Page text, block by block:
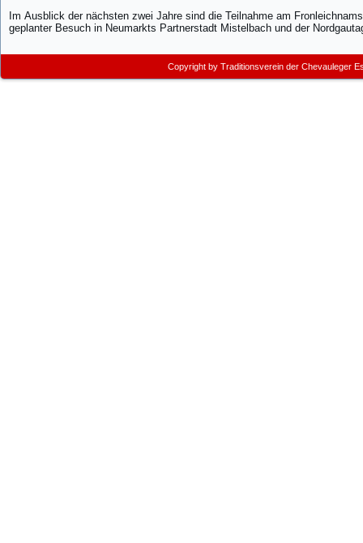
Im Ausblick der nächsten zwei Jahre sind die Teilnahme am
geplanter Besuch in Neumarkts Partnerstadt Mistelbach und der
Copyright by Traditionsverein der Chevauleger